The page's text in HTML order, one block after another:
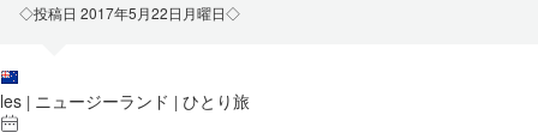
◇投稿日 2017年5月22日月曜日◇
les | ニュージーランド | ひとり旅